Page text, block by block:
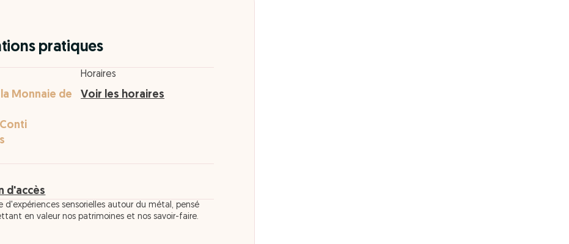
pratiques
Monnaie de
Horaires
Voir les horaires
d'accès
d'expériences sensorielles autour du métal, pensé
en valeur nos patrimoines et nos savoir-faire.